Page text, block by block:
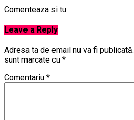
Comenteaza si tu
Leave a Reply
Adresa ta de email nu va fi publicată.
sunt marcate cu *
Comentariu *